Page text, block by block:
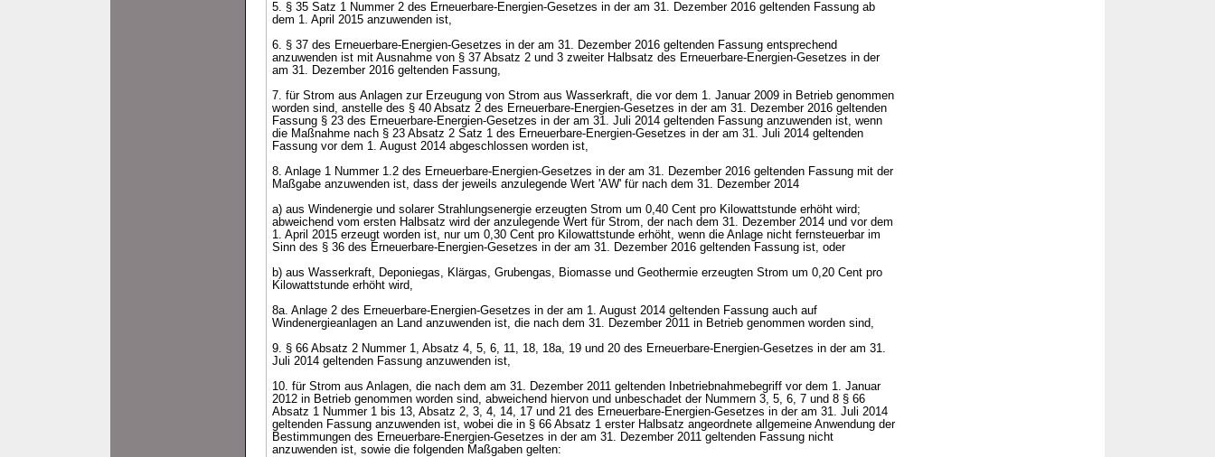
5. § 35 Satz 1 Nummer 2 des Erneuerbare-Energien-Gesetzes in der am 31. Dezember 2016 geltenden Fassung ab
dem 1. April 2015 anzuwenden ist,
6. § 37 des Erneuerbare-Energien-Gesetzes in der am 31. Dezember 2016 geltenden Fassung entsprechend
anzuwenden ist mit Ausnahme von § 37 Absatz 2 und 3 zweiter Halbsatz des Erneuerbare-Energien-Gesetzes in der
am 31. Dezember 2016 geltenden Fassung,
7. für Strom aus Anlagen zur Erzeugung von Strom aus Wasserkraft, die vor dem 1. Januar 2009 in Betrieb genommen
worden sind, anstelle des § 40 Absatz 2 des Erneuerbare-Energien-Gesetzes in der am 31. Dezember 2016 geltenden
Fassung § 23 des Erneuerbare-Energien-Gesetzes in der am 31. Juli 2014 geltenden Fassung anzuwenden ist, wenn
die Maßnahme nach § 23 Absatz 2 Satz 1 des Erneuerbare-Energien-Gesetzes in der am 31. Juli 2014 geltenden
Fassung vor dem 1. August 2014 abgeschlossen worden ist,
8. Anlage 1 Nummer 1.2 des Erneuerbare-Energien-Gesetzes in der am 31. Dezember 2016 geltenden Fassung mit der
Maßgabe anzuwenden ist, dass der jeweils anzulegende Wert 'AW' für nach dem 31. Dezember 2014
a) aus Windenergie und solarer Strahlungsenergie erzeugten Strom um 0,40 Cent pro Kilowattstunde erhöht wird;
abweichend vom ersten Halbsatz wird der anzulegende Wert für Strom, der nach dem 31. Dezember 2014 und vor dem
1. April 2015 erzeugt worden ist, nur um 0,30 Cent pro Kilowattstunde erhöht, wenn die Anlage nicht fernsteuerbar im
Sinn des § 36 des Erneuerbare-Energien-Gesetzes in der am 31. Dezember 2016 geltenden Fassung ist, oder
b) aus Wasserkraft, Deponiegas, Klärgas, Grubengas, Biomasse und Geothermie erzeugten Strom um 0,20 Cent pro
Kilowattstunde erhöht wird,
8a. Anlage 2 des Erneuerbare-Energien-Gesetzes in der am 1. August 2014 geltenden Fassung auch auf
Windenergieanlagen an Land anzuwenden ist, die nach dem 31. Dezember 2011 in Betrieb genommen worden sind,
9. § 66 Absatz 2 Nummer 1, Absatz 4, 5, 6, 11, 18, 18a, 19 und 20 des Erneuerbare-Energien-Gesetzes in der am 31.
Juli 2014 geltenden Fassung anzuwenden ist,
10. für Strom aus Anlagen, die nach dem am 31. Dezember 2011 geltenden Inbetriebnahmebegriff vor dem 1. Januar
2012 in Betrieb genommen worden sind, abweichend hiervon und unbeschadet der Nummern 3, 5, 6, 7 und 8 § 66
Absatz 1 Nummer 1 bis 13, Absatz 2, 3, 4, 14, 17 und 21 des Erneuerbare-Energien-Gesetzes in der am 31. Juli 2014
geltenden Fassung anzuwenden ist, wobei die in § 66 Absatz 1 erster Halbsatz angeordnete allgemeine Anwendung der
Bestimmungen des Erneuerbare-Energien-Gesetzes in der am 31. Dezember 2011 geltenden Fassung nicht
anzuwenden ist, sowie die folgenden Maßgaben gelten: